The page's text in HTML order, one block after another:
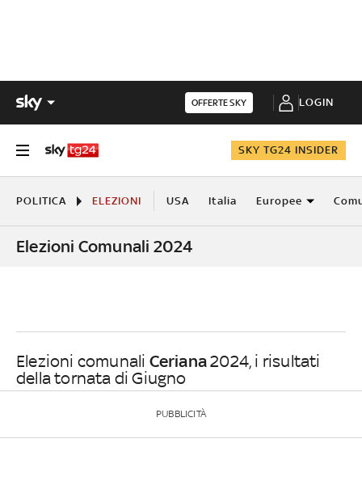
OFFERTE SKY LOGIN
SKY TG24 INSIDER
POLITICA ELEZIONI USA Italia Europee
Elezioni Comunali 2024
Elezioni comunali Ceriana2024, i risultati
della tornata di Giugno
PUBBLICITÀ